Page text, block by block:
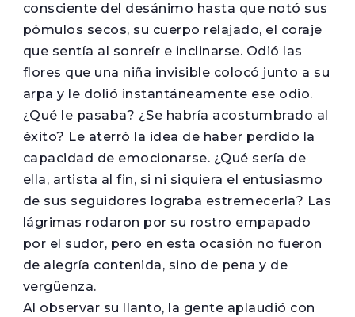
consciente del desánimo hasta que notó sus
pómulos secos, su cuerpo relajado, el coraje
que sentía al sonreír e inclinarse. Odió las
flores que una niña invisible colocó junto a su
arpa y le dolió instantáneamente ese odio.
¿Qué le pasaba? ¿Se habría acostumbrado al
éxito? Le aterró la idea de haber perdido la
capacidad de emocionarse. ¿Qué sería de
ella, artista al fin, si ni siquiera el entusiasmo
de sus seguidores lograba estremecerla? Las
lágrimas rodaron por su rostro empapado
por el sudor, pero en esta ocasión no fueron
de alegría contenida, sino de pena y de
vergüenza.
Al observar su llanto, la gente aplaudió con